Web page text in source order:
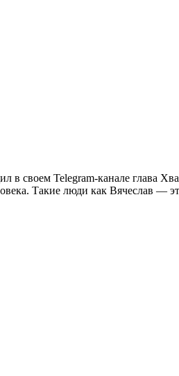
своем Telegram-канале глава
Такие люди как Вячеслав —